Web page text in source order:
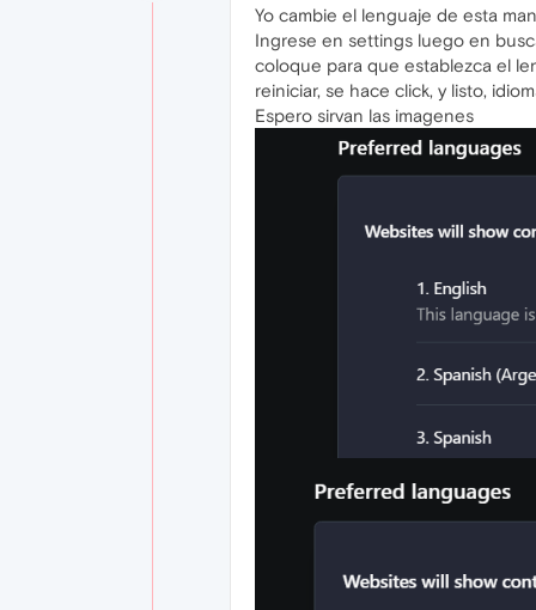
Yo cambie el lenguaje de esta
Ingrese en settings luego en
coloque para que establezca el
reiniciar, se hace click, y listo,
Espero sirvan las imagenes